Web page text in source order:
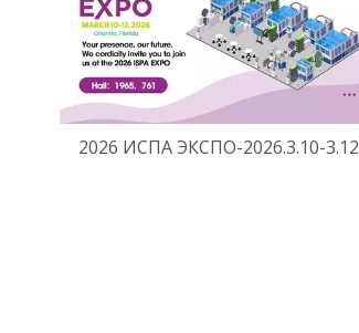
2026 ИСПА ЭКСПО-2026.3.10-3.12